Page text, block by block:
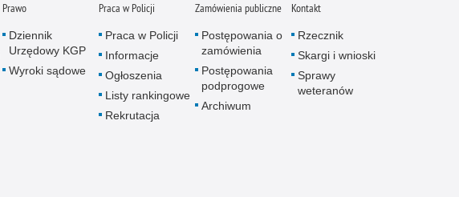
Nietrzeźwi kierujący
Nietrzeźwi opiekunowie
Prawo
Dziennik
Urzędowy KGP
Wyroki sądowe
Praca w Policji
Praca w Policji
Informacje
Ogłoszenia
Listy rankingowe
Rekrutacja
Zamówienia publiczne
Postępowania o
zamówienia
Postępowania
podprogowe
Archiwum
Kontakt
Rzecznik
Skargi i wnioski
Sprawy
weteranów